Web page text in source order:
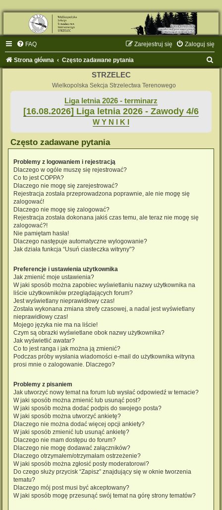
FAQ Zaloguj się
Zarejestruj się
Strona główna Często zadawane pytania
STRZELEC
Wielkopolska Sekcja Strzelectwa Terenowego
Liga letnia 2026 - terminarz
[16.08.2026] Liga letnia 2026 - Zawody 4/6
W Y N I K I
Często zadawane pytania
Problemy z logowaniem i rejestracją
Dlaczego w ogóle muszę się rejestrować?
Co to jest COPPA?
Dlaczego nie mogę się zarejestrować?
Rejestracja została przeprowadzona poprawnie, ale nie mogę się
zalogować!
Dlaczego nie mogę się zalogować?
Rejestracja została dokonana jakiś czas temu, ale teraz nie mogę się
zalogować?!
Nie pamiętam hasła!
Dlaczego następuje automatyczne wylogowanie?
Jak działa funkcja “Usuń ciasteczka witryny”?
Preferencje i ustawienia użytkownika
Jak zmienić moje ustawienia?
W jaki sposób można zapobiec wyświetlaniu nazwy użytkownika na
liście użytkowników przeglądających forum?
Jest wyświetlany nieprawidłowy czas!
Została wykonana zmiana strefy czasowej, a nadal jest wyświetlany
nieprawidłowy czas!
Mojego języka nie ma na liście!
Czym są obrazki wyświetlane obok nazwy użytkownika?
Jak wyświetlić awatar?
Co to jest ranga i jak można ją zmienić?
Podczas próby wysłania wiadomości e-mail do użytkownika witryna
prosi mnie o zalogowanie. Dlaczego?
Problemy z pisaniem
Jak utworzyć nowy temat na forum lub wysłać odpowiedź w temacie?
W jaki sposób można zmienić lub usunąć post?
W jaki sposób można dodać podpis do swojego posta?
W jaki sposób można utworzyć ankietę?
Dlaczego nie można dodać więcej opcji ankiety?
W jaki sposób zmienić lub usunąć ankietę?
Dlaczego nie mam dostępu do forum?
Dlaczego nie mogę dodawać załączników?
Dlaczego otrzymałem/otrzymałam ostrzeżenie?
W jaki sposób można zgłosić posty moderatorowi?
Do czego służy przycisk “Zapisz” znajdujący się w oknie tworzenia
tematu?
Dlaczego mój post musi być akceptowany?
W jaki sposób mogę przesunąć swój temat na górę strony tematów?